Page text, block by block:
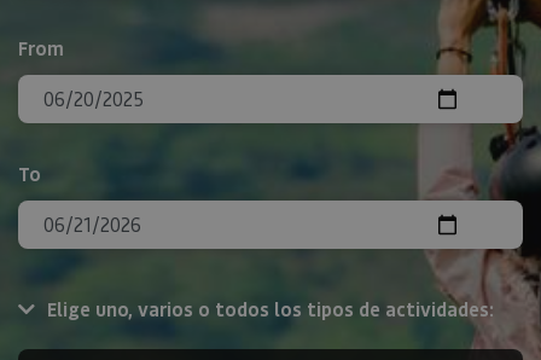
From
To
Elige uno, varios o todos los tipos de actividades: